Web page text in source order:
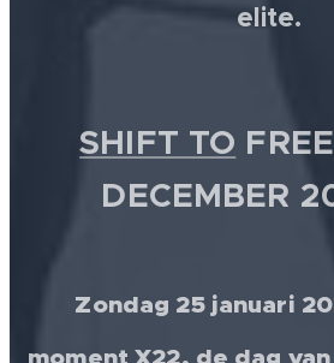
elite.
SHIFT TO
DECEMBER
Zondag 25 januari